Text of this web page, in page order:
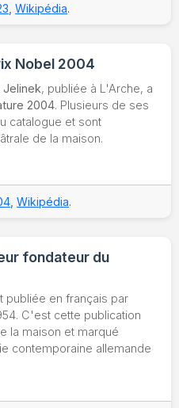
Wikipédia.
Nobel 2004
Jelinek, publiée à L'Arche, a
2004. Plusieurs de ses
catalogue et sont
de la maison.
Wikipédia.
fondateur du
publiée en français par
C'est cette publication
la maison et marqué
contemporaine allemande